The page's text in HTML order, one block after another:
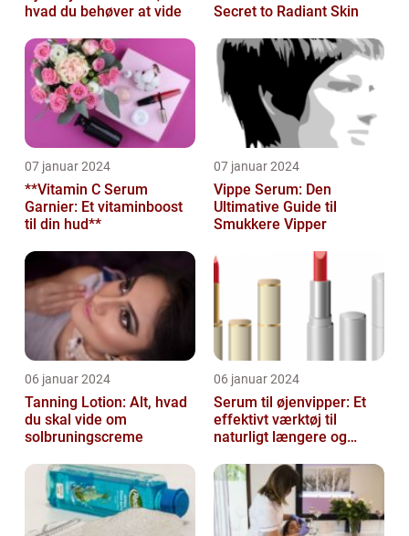
hvad du behøver at vide
Secret to Radiant Skin
07 januar 2024
**Vitamin C Serum
Garnier: Et vitaminboost
til din hud**
07 januar 2024
Vippe Serum: Den
Ultimative Guide til
Smukkere Vipper
06 januar 2024
Tanning Lotion: Alt, hvad
du skal vide om
solbruningscreme
06 januar 2024
Serum til øjenvipper: Et
effektivt værktøj til
naturligt længere og